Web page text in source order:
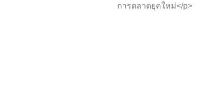
การตลาดยุคใหม่</p>